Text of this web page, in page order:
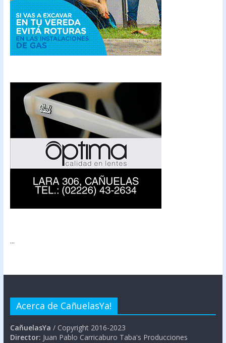
...
Acerca de CañuelasYa!
CañuelasYa / Copyright 2016-2023
Director: Juan Pablo Carricaburo Taba's Producciones